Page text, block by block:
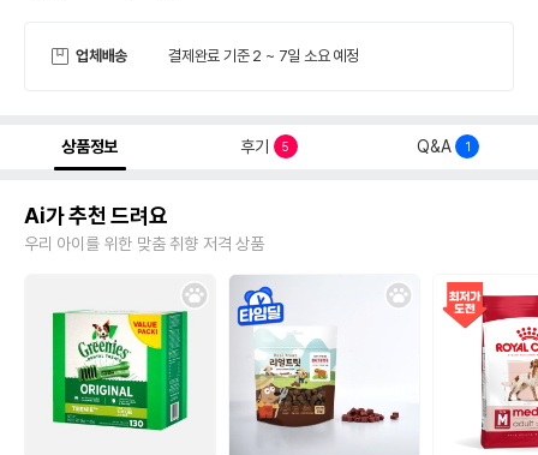
업체배송 결제완료 기준 2 ~ 7일 소요 예정
상품정보 후기 5 Q&A 1
Ai가 추천 드려요
우리 아이를 위한 맞춤 취향 저격 상품